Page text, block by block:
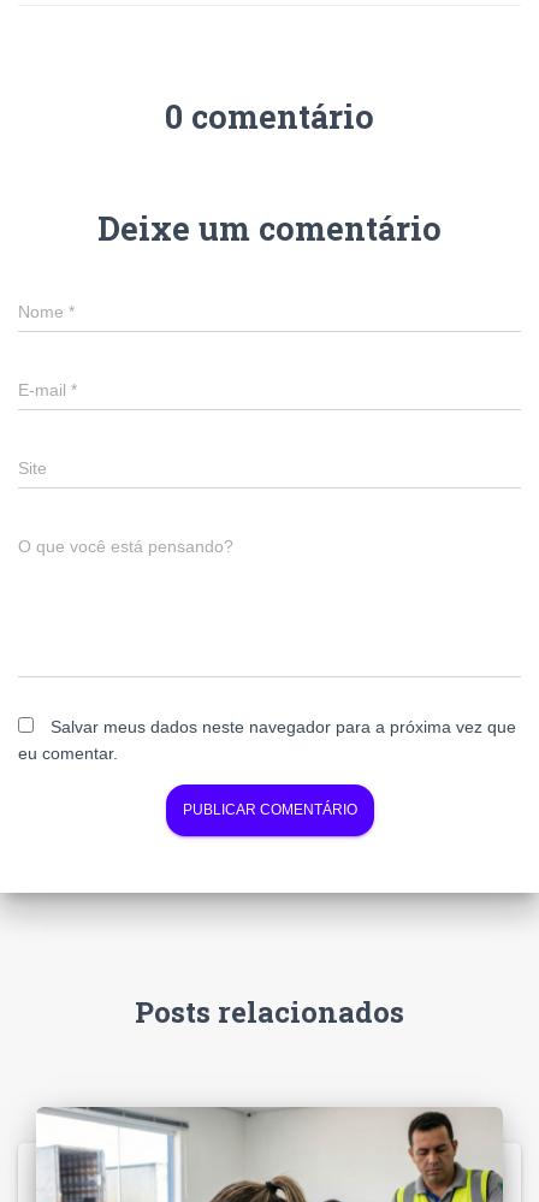
0 comentário
Deixe um comentário
Nome *
E-mail *
Site
O que você está pensando?
Salvar meus dados neste navegador para a próxima vez que
eu comentar.
Posts relacionados